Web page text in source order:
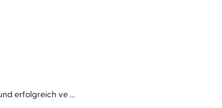
erfolgreich ve ...